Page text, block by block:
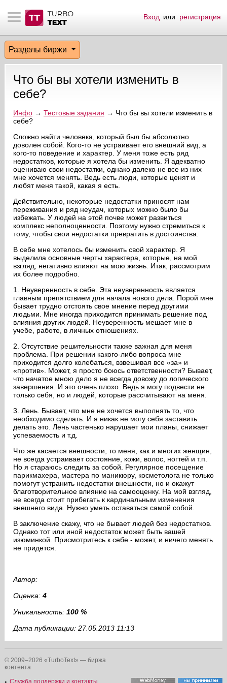
материалы
биржи
эфир
на сайте
пользователей
сообщения
по форуму
Вход или регистрация
Разделы биржи
Что бы вы хотели изменить в
себе?
Инфо→ Тестовые задания → Что бы вы хотели изменить в
себе?
Сложно найти человека, который был бы абсолютно
доволен собой. Кого-то не устраивает его внешний вид, а
кого-то поведение и характер. У меня тоже есть ряд
недостатков, которые я хотела бы изменить. Я адекватно
оцениваю свои недостатки, однако далеко не все из них
мне хочется менять. Ведь есть люди, которые ценят и
любят меня такой, какая я есть.
Действительно, некоторые недостатки приносят нам
переживания и ряд неудач, которых можно было бы
избежать. У людей на этой почве может развиться
комплекс неполноценности. Поэтому нужно стремиться к
тому, чтобы свои недостатки превратить в достоинства.
В себе мне хотелось бы изменить свой характер. Я
выделила основные черты характера, которые, на мой
взгляд, негативно влияют на мою жизнь. Итак, рассмотрим
их более подробно.
1. Неуверенность в себе. Эта неуверенность является
главным препятствием для начала нового дела. Порой мне
бывает трудно отстоять свое мнение перед другими
людьми. Мне иногда приходится принимать решение под
влияния других людей. Неуверенность мешает мне в
учебе, работе, в личных отношениях.
2. Отсутствие решительности также важная для меня
проблема. При решении какого-либо вопроса мне
приходится долго колебаться, взвешивая все «за» и
«против». Может, я просто боюсь ответственности? Бывает,
что начатое мною дело я не всегда довожу до логического
завершения. И это очень плохо. Ведь я могу подвести не
только себя, но и людей, которые рассчитывают на меня.
3. Лень. Бывает, что мне не хочется выполнять то, что
необходимо сделать. И я никак не могу себя заставить
делать это. Лень частенько нарушает мои планы, снижает
успеваемость и т.д.
Что же касается внешности, то меня, как и многих женщин,
не всегда устраивает состояние, кожи, волос, ногтей и т.п.
Но я стараюсь следить за собой. Регулярное посещение
парикмахера, мастера по маникюру, косметолога не только
помогут устранить недостатки внешности, но и окажут
благотворительное влияние на самооценку. На мой взгляд,
не всегда стоит прибегать к кардинальным изменения
внешнего вида. Нужно уметь оставаться самой собой.
В заключение скажу, что не бывает людей без недостатков.
Однако тот или иной недостаток может быть вашей
изюминкой. Присмотритесь к себе - может, и ничего менять
не придется.
Автор:
Оценка: 4
Уникальность: 100 %
Дата публикации: 27.05.2013 11:13
© 2009–2026 «TurboText» — биржа
контента
Служба поддержки и контакты